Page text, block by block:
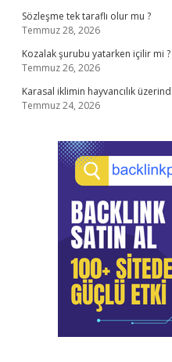
Sözleşme tek taraflı olur mu ?
Temmuz 28, 2026
Kozalak şurubu yatarken içilir mi ?
Temmuz 26, 2026
Karasal iklimin hayvancılık
Temmuz 24, 2026